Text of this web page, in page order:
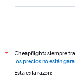
*
Cheapflights siempre
los precios no están
Esta es la razón: